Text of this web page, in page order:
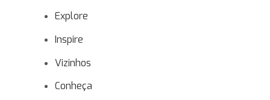
Explore
Inspire
Vizinhos
Conheça